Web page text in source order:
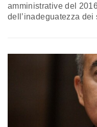
amministrative del
dell’inadeguatezza
centrosinistra,